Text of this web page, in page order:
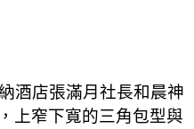
酒店張滿月社長和晨神
上窄下寬的三角包型與